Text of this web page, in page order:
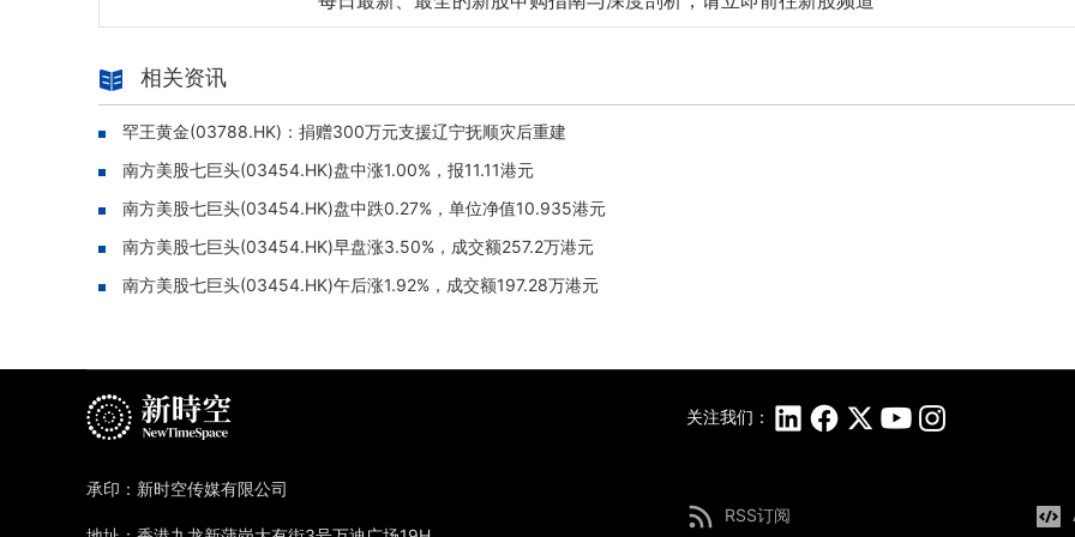
相关资讯
罕王黄金(03788.HK)：捐赠300万元支援辽宁抚顺灾后重建
南方美股七巨头(03454.HK)盘中涨1.00%，报11.11港元
南方美股七巨头(03454.HK)盘中跌0.27%，单位净值10.935港元
南方美股七巨头(03454.HK)早盘涨3.50%，成交额257.2万港元
南方美股七巨头(03454.HK)午后涨1.92%，成交额197.28万港元
关注我们：
RSS订阅
承印：新时空传媒有限公司